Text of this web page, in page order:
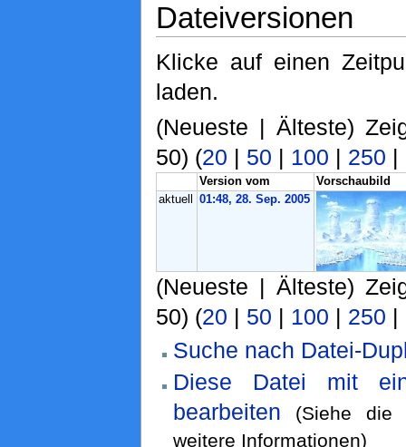
Dateiversionen
Klicke auf einen
laden.
(Neueste | Älteste)
50) (20 | 50 | 100 | 250 |
Version vom
Vorschaubild
aktuell
01:48, 28. Sep. 2005
(Neueste | Älteste)
50) (20 | 50 | 100 | 250 |
Suche nach Datei-
Diese Datei mit
bearbeiten
(Siehe die